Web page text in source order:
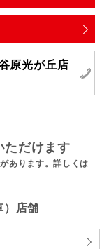
原光が丘店
ただけます
あります。詳しくは
）店舗